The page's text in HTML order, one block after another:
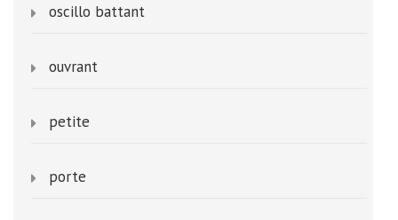
oscillo battant
ouvrant
petite
porte